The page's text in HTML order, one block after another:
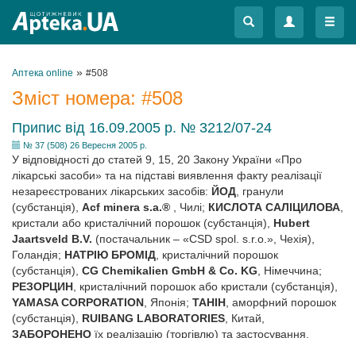
Меню
Меню
Аптека online » #508
Зміст номера: #508
Припис від 16.09.2005 р. № 3212/07-24
№ 37 (508) 26 Вересня 2005 р.
У відповідності до статей 9, 15, 20 Закону України «Про
лікарські засоби» та на підставі виявлення факту реалізації
незареєстрованих лікарських засобів: ЙОД , гранули
(субстанція), Acf minera s.a.® , Чилі; КИСЛОТА САЛІЦИЛОВА
кристали або кристалічний порошок (субстанція), Hubert
Jaartsveld B.V. (постачальник – «CSD spol. s.r.o.», Чехія),
Голандія; НАТРІЮ БРОМІД , кристалічний порошок
(субстанція), CG Chemikalien GmbH & Co. KG , Німеччина;
РЕЗОРЦИН , кристалічний порошок або кристали (субстанція),
YAMASA CORPORATION , Японія; ТАНІН , аморфний порошок
(субстанція), RUIBANG LABORATORIES , Китай,
ЗАБОРОНЕНО їх реалізацію (торгівлю) та застосування.